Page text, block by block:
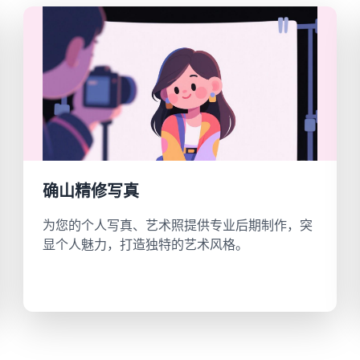
确山精修写真
为您的个人写真、艺术照提供专业后期制作，突
显个人魅力，打造独特的艺术风格。